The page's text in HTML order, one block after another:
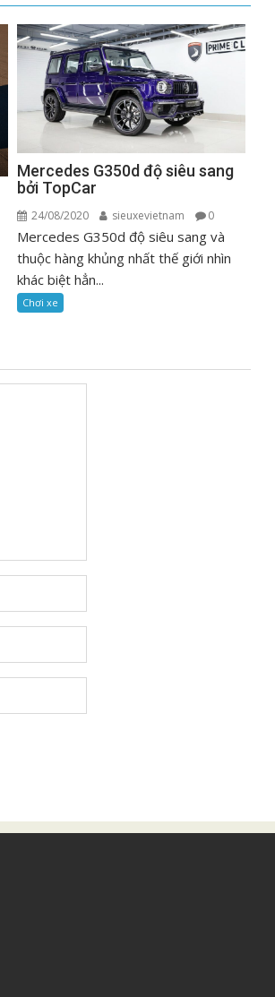
Mercedes G350d độ siêu sang
bởi TopCar
24/08/2020 sieuxevietnam 0
Mercedes G350d độ siêu sang và
thuộc hàng khủng nhất thế giới nhìn
khác biệt hẳn...
Chơi xe